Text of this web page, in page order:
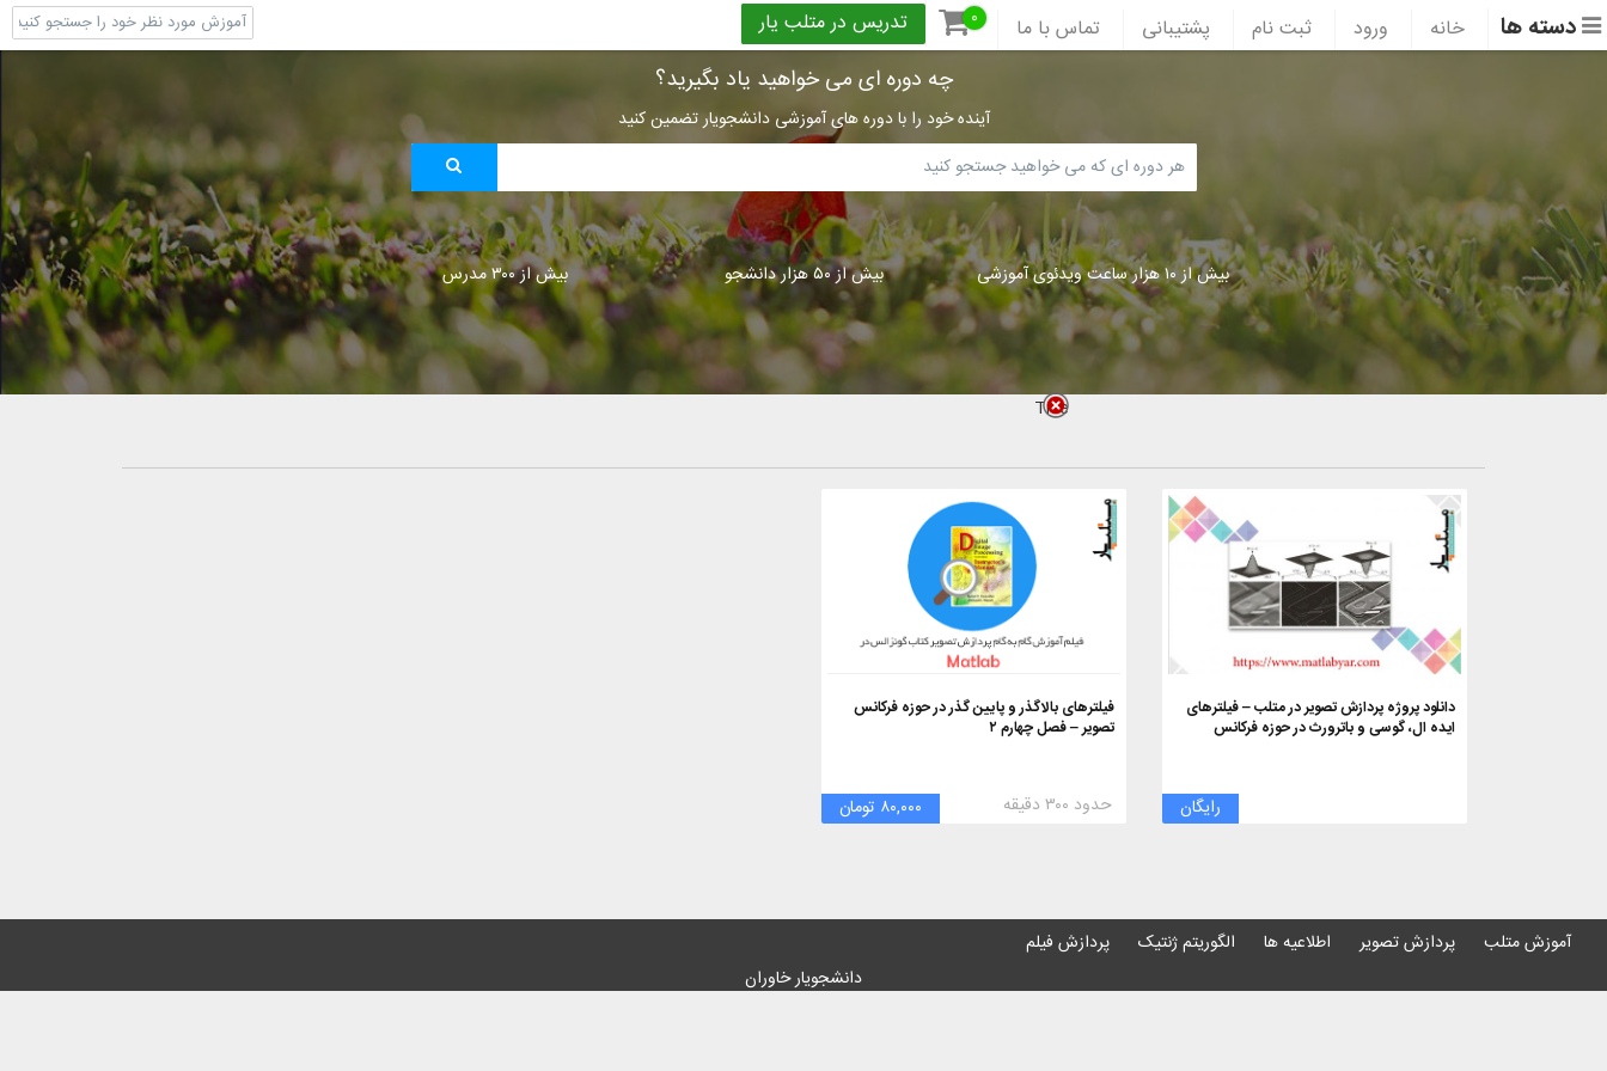
دسته ها خانه ورود ثبت نام پشتیبانی تماس با ما ۰ تدریس در متلب یار
چه دوره ای می خواهید یاد بگیرید؟
آینده خود را با دوره های آموزشی دانشجویار تضمین کنید
بیش از ۱۰ هزار ساعت ویدئوی آموزشی بیش از ۵۰ هزار دانشجو بیش از ۳۰۰ مدرس
دانلود پروژه پردازش تصویر در متلب – فیلترهای
ایده ال، گوسی و باترورث در حوزه فرکانس
رایگان
فیلترهای بالاگذر و پایین گذر در حوزه فرکانس
تصویر – فصل چهارم ۲
۸۰,۰۰۰ تومان حدود ۳۰۰ دقیقه
Title
آموزش متلب پردازش تصویر اطلاعیه ها الگوریتم ژنتیک
پردازش فیلم
دانشجویار خاوران